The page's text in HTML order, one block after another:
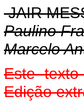
JAIR
Paulino
Marcelo
Este
Edição